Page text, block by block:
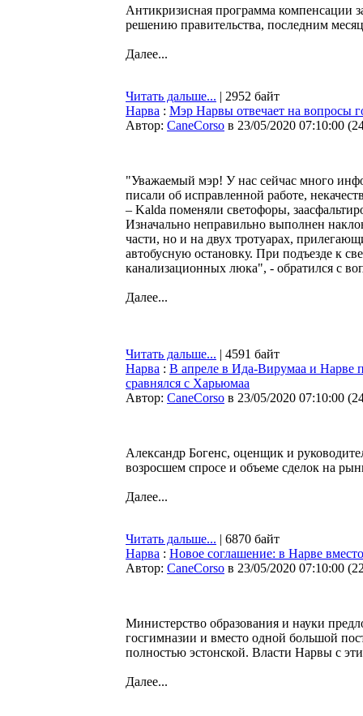
Антикризисная программа компенсации
решению правительства, последним
Далее...
Читать дальше... | 2952 байт
Нарва : Мэр Нарвы отвечает на вопросы
Автор: CaneCorso в 23/05/2020 07:10:00 (
"Уважаемый мэр! У нас сейчас много
писали об исправленной работе,
– Kalda поменяли светофоры,
Изначально неправильно выполнен
части, но и на двух тротуарах,
автобусную остановку. При подъезде к
канализационных люка", - обратился с
Далее...
Читать дальше... | 4591 байт
Нарва : В апреле в Ида-Вирумаа и Нарве
сравнялся с Харьюмаа
Автор: CaneCorso в 23/05/2020 07:10:00 (
Александр Богенс, оценщик и
возросшем спросе и объеме сделок на
Далее...
Читать дальше... | 6870 байт
Нарва : Новое соглашение: в Нарве
Автор: CaneCorso в 23/05/2020 07:10:00 (
Министерство образования и науки
госгимназии и вместо одной большой
полностью эстонской. Власти Нарвы с
Далее...